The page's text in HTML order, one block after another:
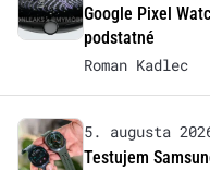
Google Pixel
podstatné
Roman Kadlec
5. augusta
Testujem